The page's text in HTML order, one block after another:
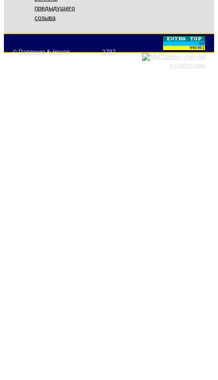
предыдущего
созыва
©Павленко&Носов 2797